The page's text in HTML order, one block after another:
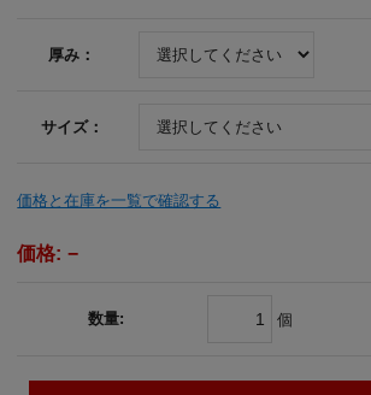
厚み：
サイズ：
価格と在庫を一覧で確認する
価格: −
数量: 個